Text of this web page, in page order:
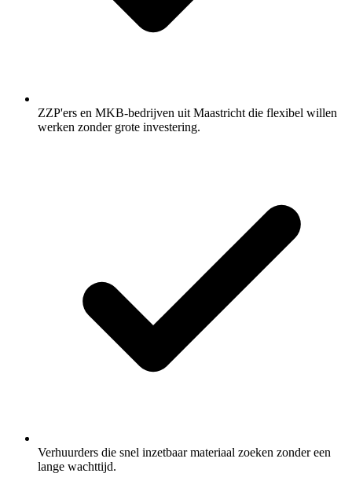
ZZP'ers en MKB-bedrijven uit Maastricht die flexibel willen
werken zonder grote investering.
Verhuurders die snel inzetbaar materiaal zoeken zonder een
lange wachttijd.